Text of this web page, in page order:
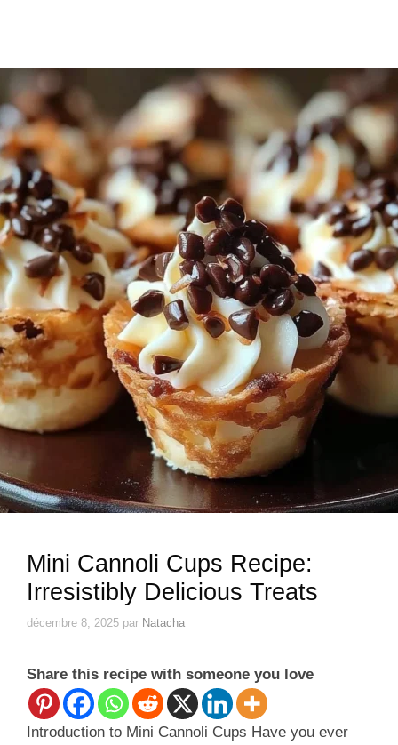
Mini Cannoli Cups Recipe:
Irresistibly Delicious Treats
décembre 8, 2025 par Natacha
Share this recipe with someone you love
Introduction to Mini Cannoli Cups Have you ever